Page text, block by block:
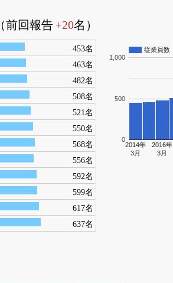
（前回報告 +20名）
453名
463名
482名
508名
521名
550名
568名
556名
592名
599名
617名
637名
従業員数
2014年
3月
2016年
3月
0
500
1,000